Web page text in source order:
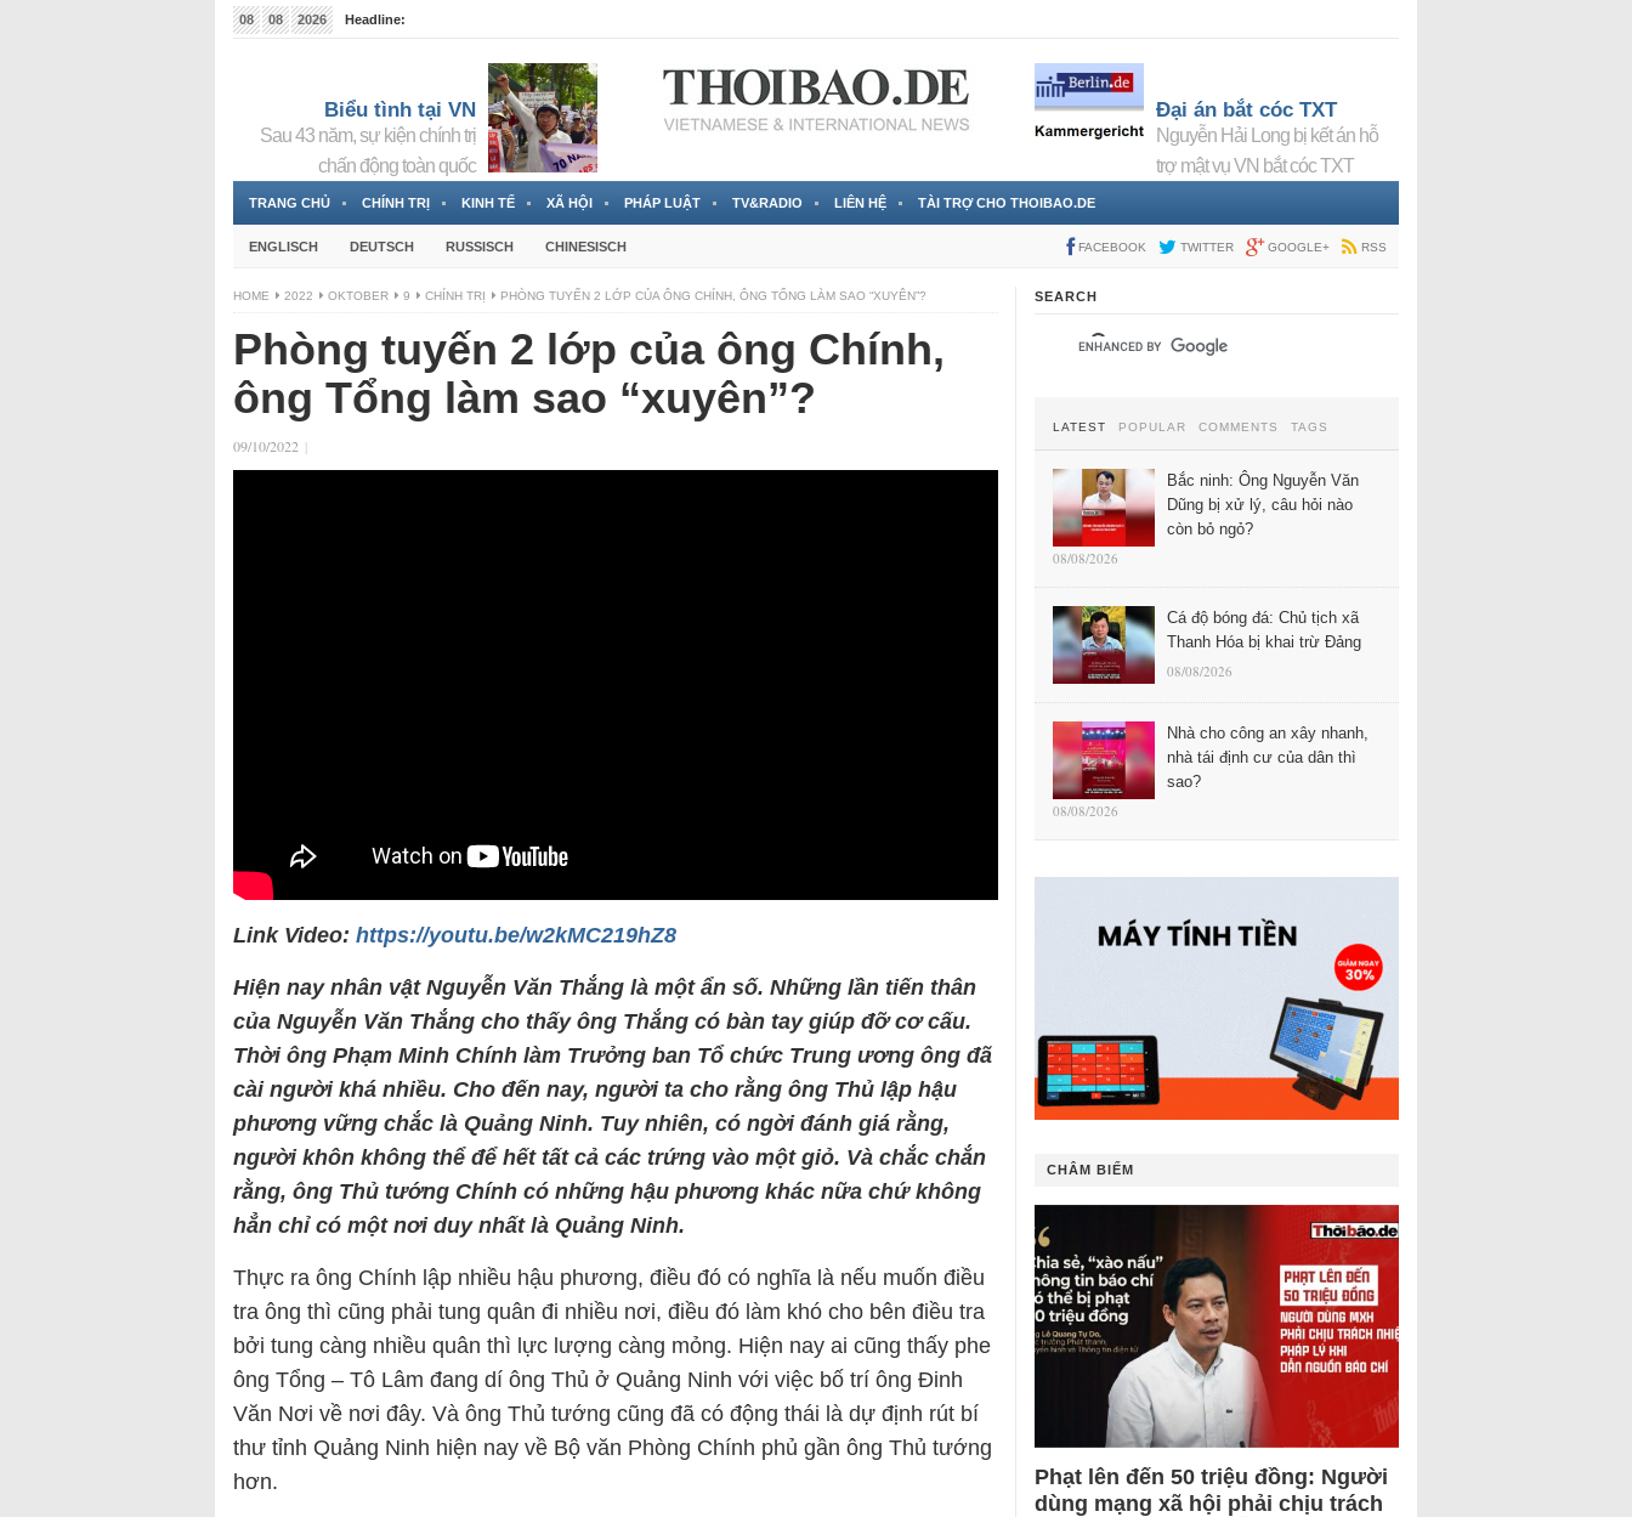
08 08 2026
Headline:
Biểu tình tại VN
Sau 43 năm, sự kiện chính trị
chấn động toàn quốc
Đại án bắt cóc TXT
Nguyễn Hải Long bị kết án hỗ
trợ mật vụ VN bắt cóc TXT
TRANG CHỦ CHÍNH TRỊ KINH TẾ XÃ HỘI PHÁP LUẬT TV&RADIO LIÊN HỆ TÀI TRỢ CHO THOIBAO.DE
ENGLISCH DEUTSCH RUSSISCH CHINESISCH FACEBOOK TWITTER GOOGLE+ RSS
HOME 2022 OKTOBER 9 CHÍNH TRỊ PHÒNG TUYẾN 2 LỚP CỦA ÔNG CHÍNH, ÔNG TỔNG LÀM SAO “XUYÊN”?
Phòng tuyến 2 lớp của ông Chính,
ông Tổng làm sao “xuyên”?
09/10/2022 |
Link Video: https://youtu.be/w2kMC219hZ8
Hiện nay nhân vật Nguyễn Văn Thắng là một ẩn số. Những lần tiến thân
của Nguyễn Văn Thắng cho thấy ông Thắng có bàn tay giúp đỡ cơ cấu.
Thời ông Phạm Minh Chính làm Trưởng ban Tổ chức Trung ương ông đã
cài người khá nhiều. Cho đến nay, người ta cho rằng ông Thủ lập hậu
phương vững chắc là Quảng Ninh. Tuy nhiên, có ngời đánh giá rằng,
người khôn không thể để hết tất cả các trứng vào một giỏ. Và chắc chắn
rằng, ông Thủ tướng Chính có những hậu phương khác nữa chứ không
hẳn chỉ có một nơi duy nhất là Quảng Ninh.
Thực ra ông Chính lập nhiều hậu phương, điều đó có nghĩa là nếu muốn điều
tra ông thì cũng phải tung quân đi nhiều nơi, điều đó làm khó cho bên điều tra
bởi tung càng nhiều quân thì lực lượng càng mỏng. Hiện nay ai cũng thấy phe
ông Tổng – Tô Lâm đang dí ông Thủ ở Quảng Ninh với việc bố trí ông Đinh
Văn Nơi về nơi đây. Và ông Thủ tướng cũng đã có động thái là dự định rút bí
thư tỉnh Quảng Ninh hiện nay về Bộ văn Phòng Chính phủ gần ông Thủ tướng
hơn.
SEARCH
LATEST POPULAR COMMENTS TAGS
Bắc ninh: Ông Nguyễn Văn
Dũng bị xử lý, câu hỏi nào
còn bỏ ngỏ?
08/08/2026
Cá độ bóng đá: Chủ tịch xã
Thanh Hóa bị khai trừ Đảng
08/08/2026
Nhà cho công an xây nhanh,
nhà tái định cư của dân thì
sao?
08/08/2026
CHÂM BIẾM
Phạt lên đến 50 triệu đồng: Người
dùng mạng xã hội phải chịu trách